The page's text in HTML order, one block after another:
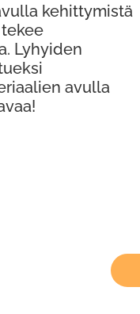
kehittymistä
Lyhyiden
avulla